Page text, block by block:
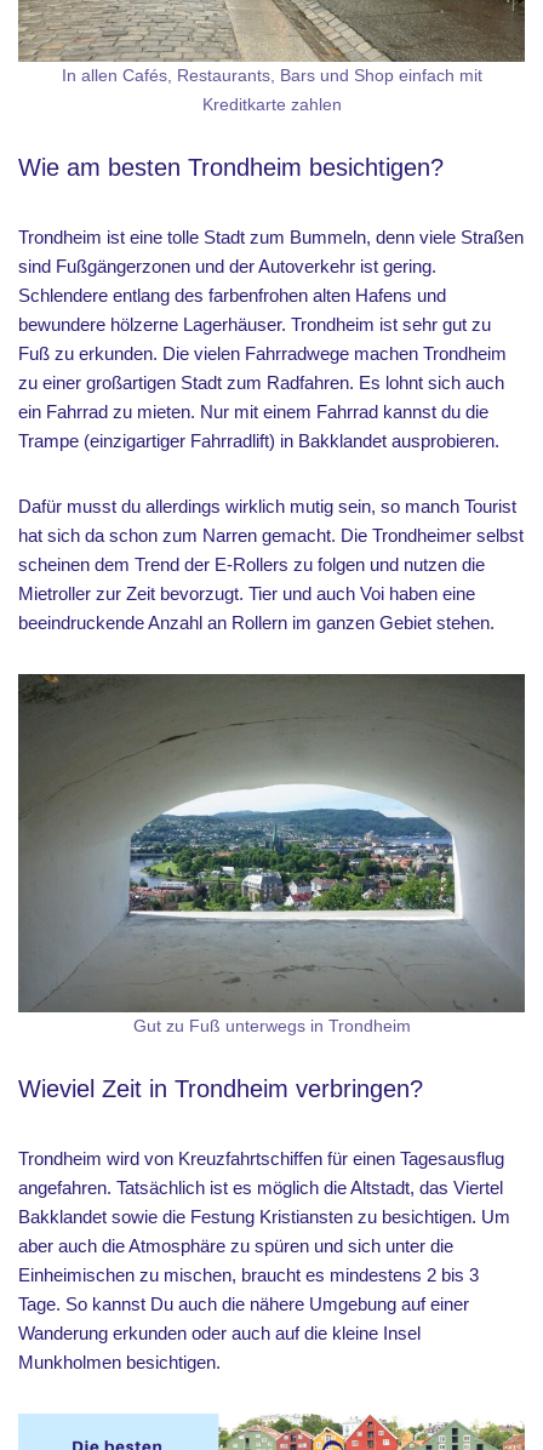
In allen Cafés, Restaurants, Bars und Shop einfach mit
Kreditkarte zahlen
Wie am besten Trondheim besichtigen?
Trondheim ist eine tolle Stadt zum Bummeln, denn viele Straßen
sind Fußgängerzonen und der Autoverkehr ist gering.
Schlendere entlang des farbenfrohen alten Hafens und
bewundere hölzerne Lagerhäuser. Trondheim ist sehr gut zu
Fuß zu erkunden. Die vielen Fahrradwege machen Trondheim
zu einer großartigen Stadt zum Radfahren. Es lohnt sich auch
ein Fahrrad zu mieten. Nur mit einem Fahrrad kannst du die
Trampe (einzigartiger Fahrradlift) in Bakklandet ausprobieren.
Dafür musst du allerdings wirklich mutig sein, so manch Tourist
hat sich da schon zum Narren gemacht. Die Trondheimer selbst
scheinen dem Trend der E-Rollers zu folgen und nutzen die
Mietroller zur Zeit bevorzugt. Tier und auch Voi haben eine
beeindruckende Anzahl an Rollern im ganzen Gebiet stehen.
Gut zu Fuß unterwegs in Trondheim
Wieviel Zeit in Trondheim verbringen?
Trondheim wird von Kreuzfahrtschiffen für einen Tagesausflug
angefahren. Tatsächlich ist es möglich die Altstadt, das Viertel
Bakklandet sowie die Festung Kristiansten zu besichtigen. Um
aber auch die Atmosphäre zu spüren und sich unter die
Einheimischen zu mischen, braucht es mindestens 2 bis 3
Tage. So kannst Du auch die nähere Umgebung auf einer
Wanderung erkunden oder auch auf die kleine Insel
Munkholmen besichtigen.